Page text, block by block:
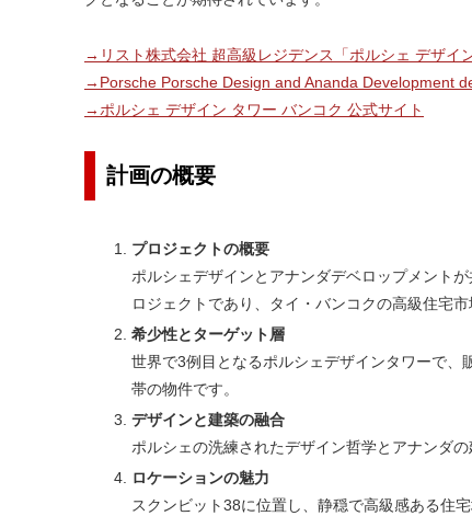
→リスト株式会社 超高級レジデンス「ポルシェ デザイ
→Porsche Porsche Design and Ananda Development
→ポルシェ デザイン タワー バンコク 公式サイト
計画の概要
プロジェクトの概要
ポルシェデザインとアナンダデベロップメント
ロジェクトであり、タイ・バンコクの高級住宅
希少性とターゲット層
世界で3例目となるポルシェデザインタワーで
帯の物件です。
デザインと建築の融合
ポルシェの洗練されたデザイン哲学とアナンダ
ロケーションの魅力
スクンビット38に位置し、静穏で高級感ある住